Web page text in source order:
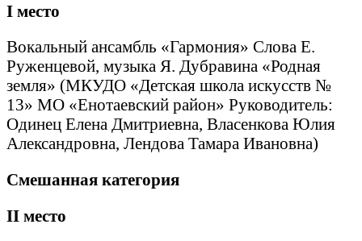
I место
Вокальный ансамбль «Гармония» Слова Е.
Руженцевой, музыка Я. Дубравина «Родная
земля» (МКУДО «Детская школа искусств №
13» МО «Енотаевский район» Руководитель:
Одинец Елена Дмитриевна, Власенкова Юлия
Александровна, Лендова Тамара Ивановна)
Смешанная категория
II место